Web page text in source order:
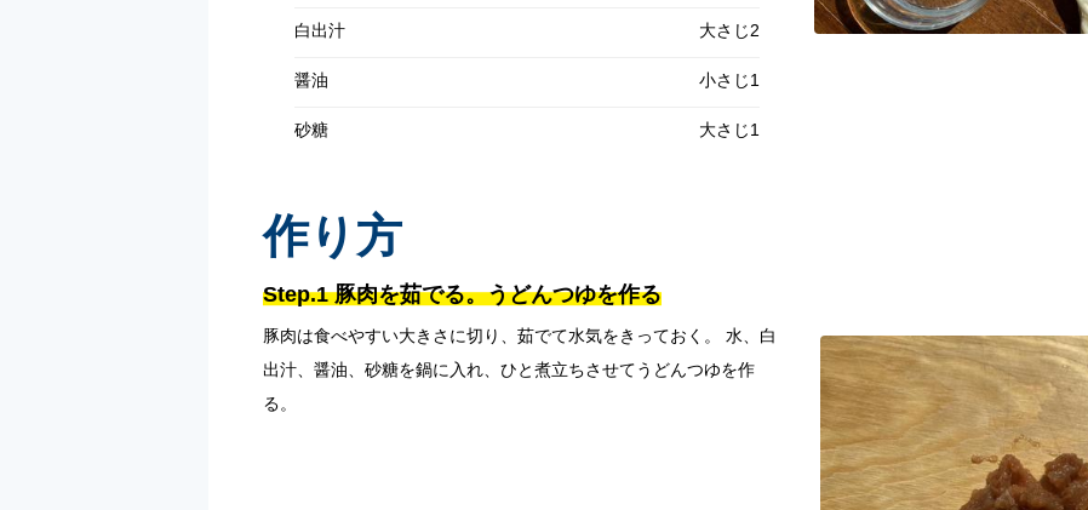
白出汁 大さじ2
醤油 小さじ1
砂糖 大さじ1
作り方
Step.1 豚肉を茹でる。うどんつゆを作る
豚肉は食べやすい大きさに切り、茹でて水気をきっておく。 水、白
出汁、醤油、砂糖を鍋に入れ、ひと煮立ちさせてうどんつゆを作
る。